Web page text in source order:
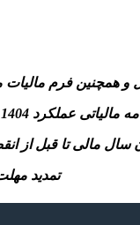
مالیات متعلق به سازمان امورمالیاتی
– تمدید مهلت بخشودگی